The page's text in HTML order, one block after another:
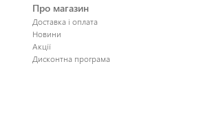
Про магазин
Доставка і оплата
Новини
Акції
Дисконтна програма